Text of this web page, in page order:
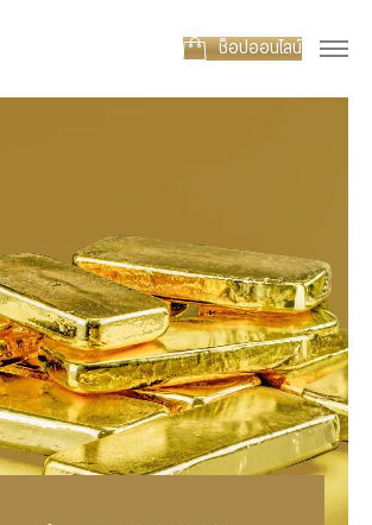
ช็อปออนไลน์